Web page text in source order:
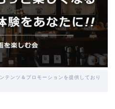
テンツ＆プロモーションを提供しており